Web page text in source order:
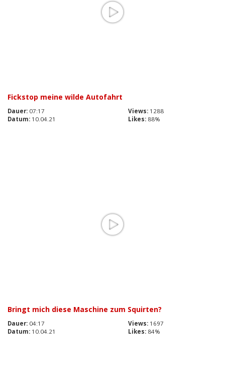
Fickstop meine wilde Autofahrt
Dauer: 07:17 Views: 1288
Datum: 10.04.21 Likes: 88%
Bringt mich diese Maschine zum Squirten?
Dauer: 04:17 Views: 1697
Datum: 10.04.21 Likes: 84%